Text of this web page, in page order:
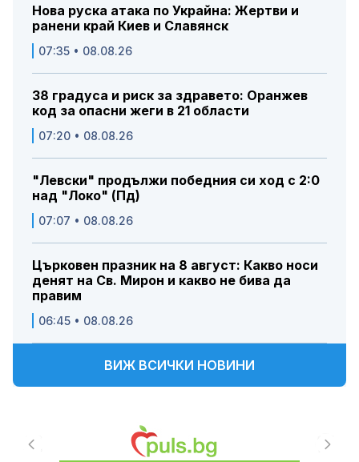
Нова руска атака по Украйна: Жертви и
ранени край Киев и Славянск
07:35 • 08.08.26
38 градуса и риск за здравето: Оранжев
код за опасни жеги в 21 области
07:20 • 08.08.26
"Левски" продължи победния си ход с 2:0
над "Локо" (Пд)
07:07 • 08.08.26
Църковен празник на 8 август: Какво носи
денят на Св. Мирон и какво не бива да
правим
06:45 • 08.08.26
ВИЖ ВСИЧКИ НОВИНИ